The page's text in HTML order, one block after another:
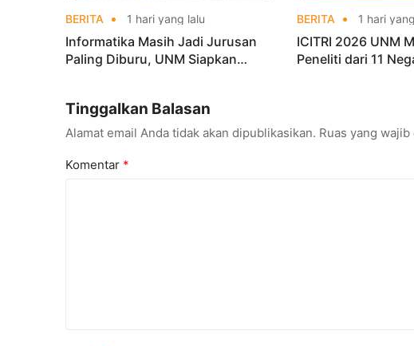
BERITA 1 hari yang lalu
Informatika Masih Jadi Jurusan
Paling Diburu, UNM Siapkan
BERITA 1 hari
ICITRI 2026 UNM
Peneliti dari 11
Tinggalkan Balasan
Alamat email Anda tidak akan dipublikasikan. Ruas yang wajib
Komentar *